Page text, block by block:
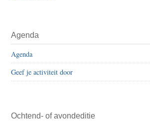
Agenda
Agenda
Geef je activiteit door
Ochtend- of avondeditie